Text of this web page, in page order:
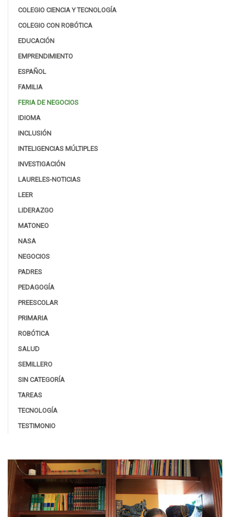
COLEGIO CIENCIA Y TECNOLOGÍA
COLEGIO CON ROBÓTICA
EDUCACIÓN
EMPRENDIMIENTO
ESPAÑOL
FAMILIA
FERIA DE NEGOCIOS
IDIOMA
INCLUSIÓN
INTELIGENCIAS MÚLTIPLES
INVESTIGACIÓN
LAURELES-NOTICIAS
LEER
LIDERAZGO
MATONEO
NASA
NEGOCIOS
PADRES
PEDAGOGÍA
PREESCOLAR
PRIMARIA
ROBÓTICA
SALUD
SEMILLERO
SIN CATEGORÍA
TAREAS
TECNOLOGÍA
TESTIMONIO